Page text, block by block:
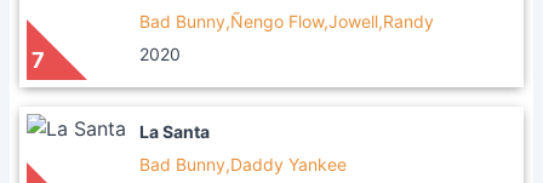
7
Bad Bunny,Ñengo Flow,Jowell,Randy
2020
La Santa
Bad Bunny,Daddy Yankee